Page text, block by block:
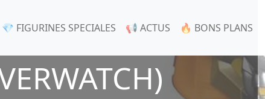
💎 FIGURINES SPECIALES 📢 ACTUS 🔥 BONS PLANS